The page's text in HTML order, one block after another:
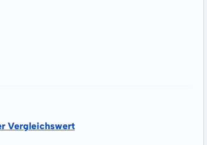
Vergleichswert